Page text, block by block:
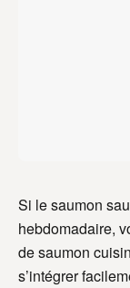
Si le saumon
hebdomadaire,
de saumon
s’intégrer